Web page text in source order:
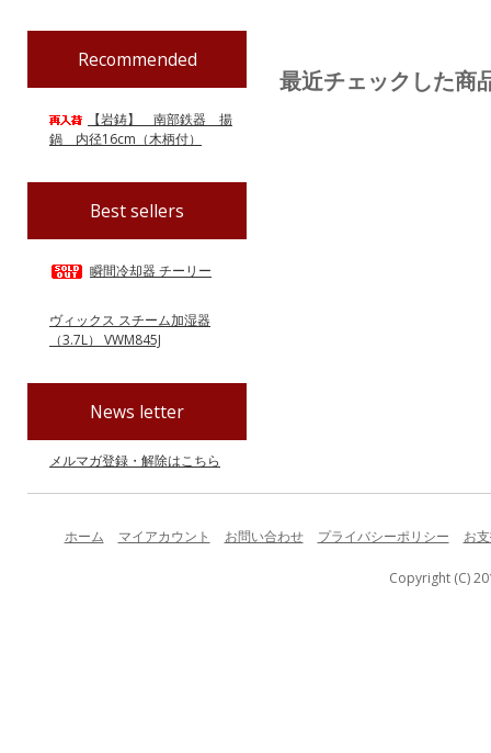
最近チェックした商
Recommended
【岩鋳】 南部鉄器 揚
鍋 内径16cm（木柄付）
Best sellers
瞬間冷却器 チーリー
ヴィックス スチーム加湿器
（3.7L） VWM845J
News letter
メルマガ登録・解除はこちら
ホーム マイアカウント お問い合わせ プライバシーポリシー お
Copyright (C)